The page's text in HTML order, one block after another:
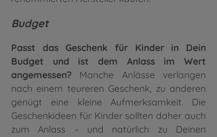
Budget
Passt das Geschenk für Kinder in Dein
Budget und ist dem Anlass im Wert
angemessen? Manche Anlässe verlangen
nach einem teureren Geschenk, zu anderen
genügt eine kleine Aufmerksamkeit. Die
Geschenkideen für Kinder sollten daher auch
zum Anlass – und natürlich zu Deinen